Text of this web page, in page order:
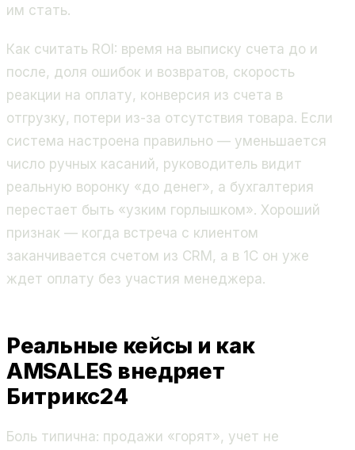
им стать.
Как считать ROI: время на выписку счета до и
после, доля ошибок и возвратов, скорость
реакции на оплату, конверсия из счета в
отгрузку, потери из-за отсутствия товара. Если
система настроена правильно — уменьшается
число ручных касаний, руководитель видит
реальную воронку «до денег», а бухгалтерия
перестает быть «узким горлышком». Хороший
признак — когда встреча с клиентом
заканчивается счетом из CRM, а в 1С он уже
ждет оплату без участия менеджера.
Реальные кейсы и как
AMSALES внедряет
Битрикс24
Боль типична: продажи «горят», учет не